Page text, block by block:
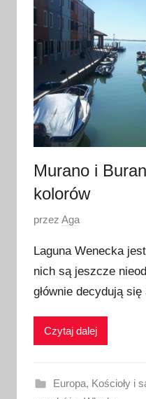
t
n
0
1
7
Murano i
kolorów
O
u
b
l
o
a
przez Aga
Laguna Wenecka
nich są jeszcze
głównie decydują
Czytaj dalej
Europa, Kościoły i